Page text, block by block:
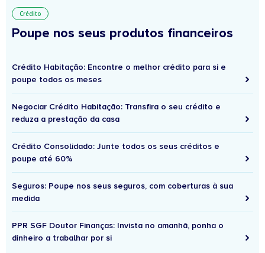
Crédito
Poupe nos seus produtos financeiros
Crédito Habitação: Encontre o melhor crédito para si e
poupe todos os meses
Negociar Crédito Habitação: Transfira o seu crédito e
reduza a prestação da casa
Crédito Consolidado: Junte todos os seus créditos e
poupe até 60%
Seguros: Poupe nos seus seguros, com coberturas à sua
medida
PPR SGF Doutor Finanças: Invista no amanhã, ponha o
dinheiro a trabalhar por si